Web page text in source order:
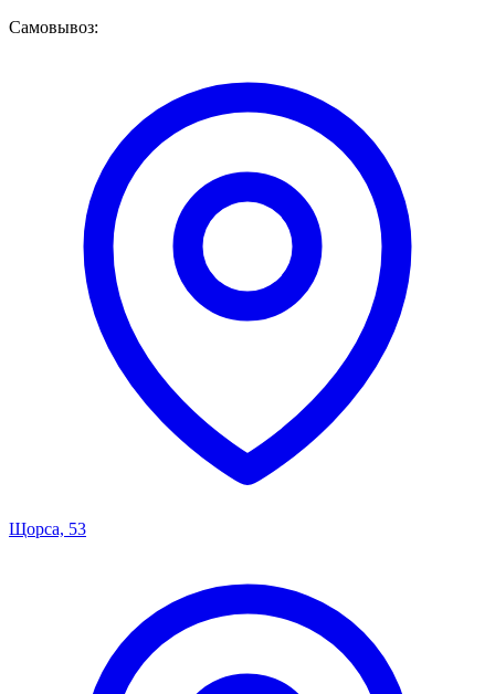
Самовывоз:
Щорса, 53